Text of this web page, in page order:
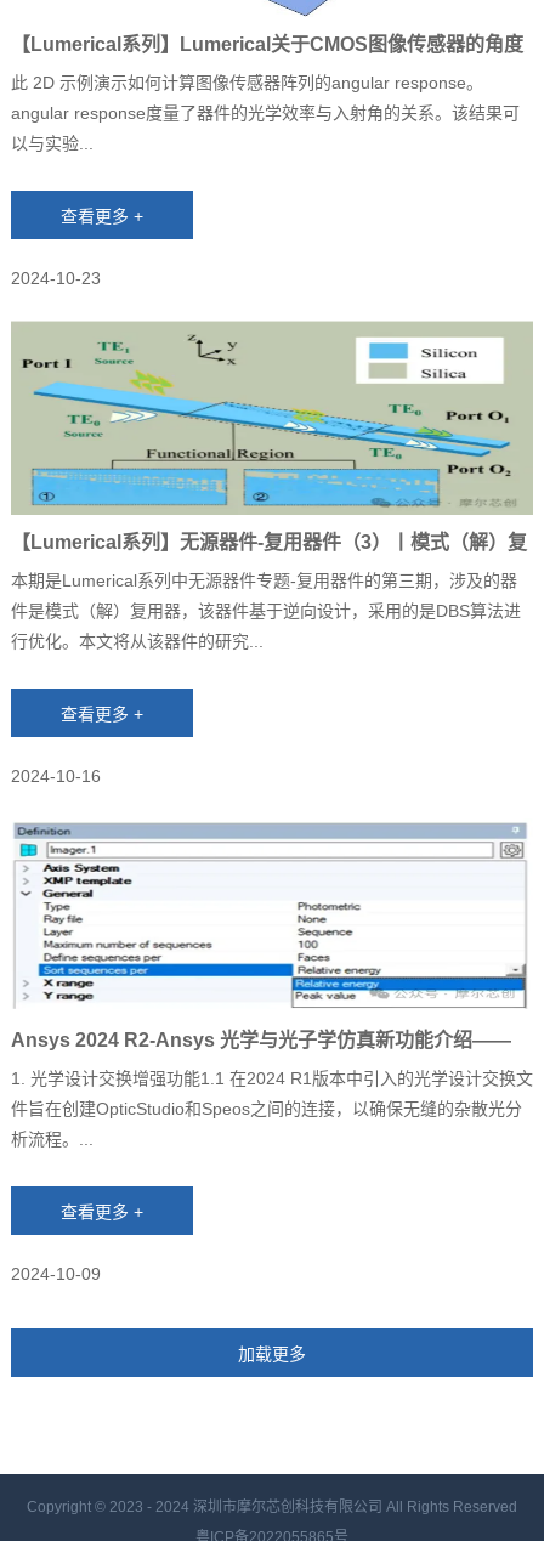
【Lumerical系列】Lumerical关于CMOS图像传感器的角度
响应（2D）仿真
此 2D 示例演示如何计算图像传感器阵列的angular response。
angular response度量了器件的光学效率与入射角的关系。该结果可
以与实验...
2024-10-23
【Lumerical系列】无源器件-复用器件（3）丨模式（解）复
用器
本期是Lumerical系列中无源器件专题-复用器件的第三期，涉及的器
件是模式（解）复用器，该器件基于逆向设计，采用的是DBS算法进
行优化。本文将从该器件的研究...
2024-10-16
Ansys 2024 R2-Ansys 光学与光子学仿真新功能介绍——
Speos
1. 光学设计交换增强功能1.1 在2024 R1版本中引入的光学设计交换文
件旨在创建OpticStudio和Speos之间的连接，以确保无缝的杂散光分
析流程。...
2024-10-09
Copyright © 2023 - 2024 深圳市摩尔芯创科技有限公司 All Rights Reserved
粤ICP备2022055865号